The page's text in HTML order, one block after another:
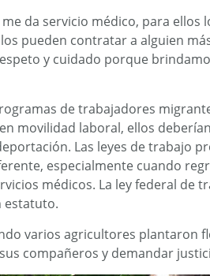
da servicio médico, para ellos
pueden contratar a alguien
y cuidado porque
de trabajadores
movilidad laboral, ellos
Las leyes de trabajo
especialmente cuando
médicos. La ley federal de
estatuto.
varios agricultores plantaron
compañeros y demandar